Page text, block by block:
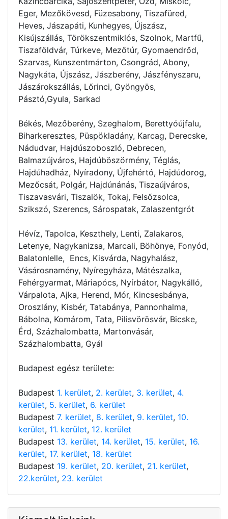
Eger, Mezőkövesd, Füzesabony, Tiszafüred,
Heves, Jászapáti, Kunhegyes, Újszász,
Kisújszállás, Törökszentmiklós, Szolnok, Martfű,
Tiszaföldvár, Túrkeve, Mezőtúr, Gyomaendrőd,
Szarvas, Kunszentmárton, Csongrád, Abony,
Nagykáta, Újszász, Jászberény, Jászfényszaru,
Jászárokszállás, Lőrinci, Gyöngyös,
Pásztó,Gyula, Sarkad
Békés, Mezőberény, Szeghalom, Berettyóújfalu,
Biharkeresztes, Püspökladány, Karcag, Derecske,
Nádudvar, Hajdúszoboszló, Debrecen,
Balmazújváros, Hajdúböszörmény, Téglás,
Hajdúhadház, Nyíradony, Újfehértó, Hajdúdorog,
Mezőcsát, Polgár, Hajdúnánás, Tiszaújváros,
Tiszavasvári, Tiszalök, Tokaj, Felsőzsolca,
Szikszó, Szerencs, Sárospatak, Zalaszentgrót
Hévíz, Tapolca, Keszthely, Lenti, Zalakaros,
Letenye, Nagykanizsa, Marcali, Böhönye, Fonyód,
Balatonlelle, Encs, Kisvárda, Nagyhalász,
Vásárosnamény, Nyíregyháza, Mátészalka,
Fehérgyarmat, Máriapócs, Nyírbátor, Nagykálló,
Várpalota, Ajka, Herend, Mór, Kincsesbánya,
Oroszlány, Kisbér, Tatabánya, Pannonhalma,
Bábolna, Komárom, Tata, Pilisvörösvár, Bicske,
Érd, Százhalombatta, Martonvásár,
Százhalombatta, Gyál
Budapest egész területe:
Budapest 1. kerület, 2. kerület, 3. kerület, 4.
kerület, 5. kerület, 6. kerület
Budapest 7. kerület, 8. kerület, 9. kerület, 10.
kerület, 11. kerület, 12. kerület
Budapest 13. kerület, 14. kerület, 15. kerület, 16.
kerület, 17. kerület, 18. kerület
Budapest 19. kerület, 20. kerület, 21. kerület,
22.kerület, 23. kerület